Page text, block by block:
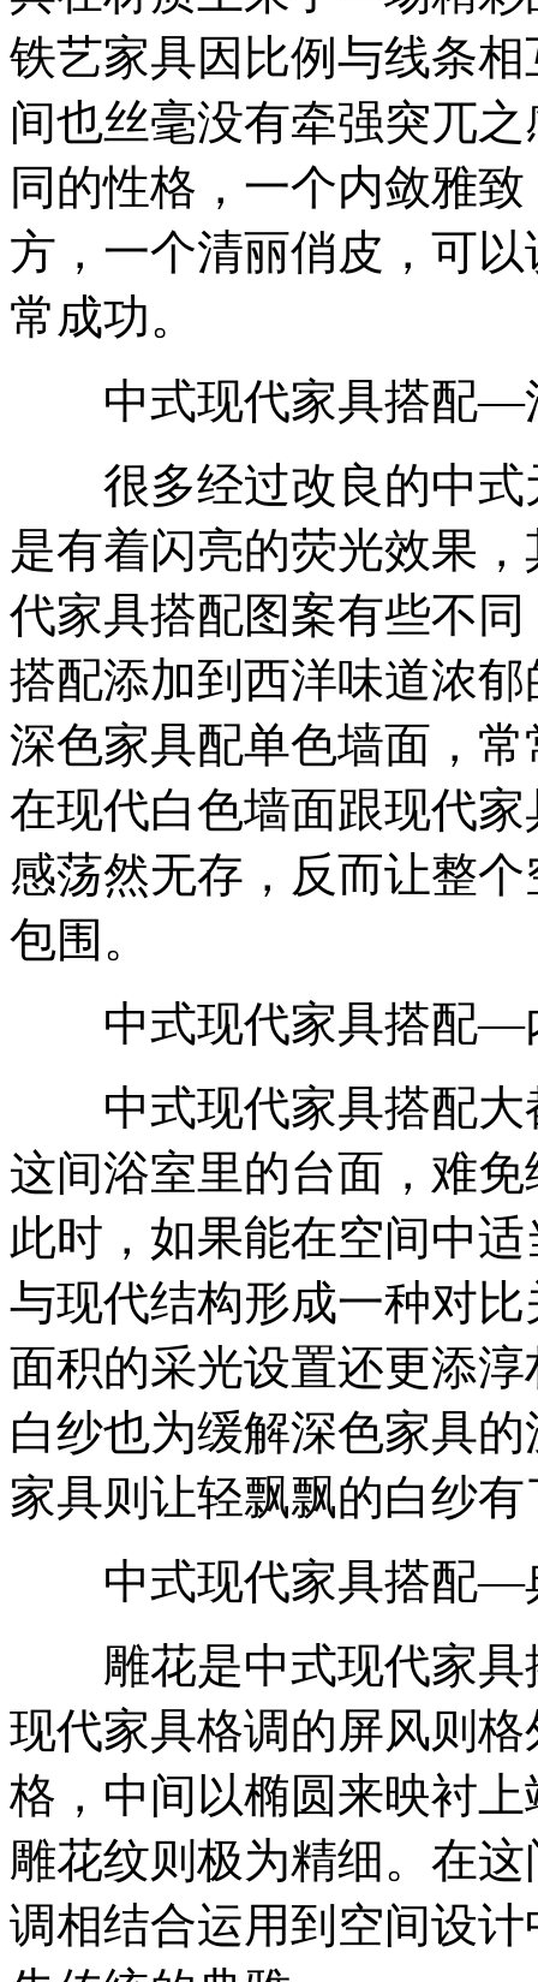
铁艺家具因比例与线条
间也丝毫没有牵强突兀
同的性格，一个内敛雅
方，一个清丽俏皮，可
常成功。
中式现代家具搭配—
很多经过改良的中式
是有着闪亮的荧光效果
代家具搭配图案有些不
搭配添加到西洋味道浓
深色家具配单色墙面，
在现代白色墙面跟现代
感荡然无存，反而让整
包围。
中式现代家具搭配—
中式现代家具搭配大
这间浴室里的台面，难
此时，如果能在空间中
与现代结构形成一种对
面积的采光设置还更添
白纱也为缓解深色家具
家具则让轻飘飘的白纱
中式现代家具搭配—
雕花是中式现代家具
现代家具格调的屏风则
格，中间以椭圆来映衬
雕花纹则极为精细。在
调相结合运用到空间设